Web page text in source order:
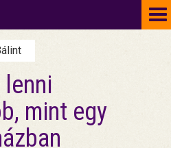
mint egy